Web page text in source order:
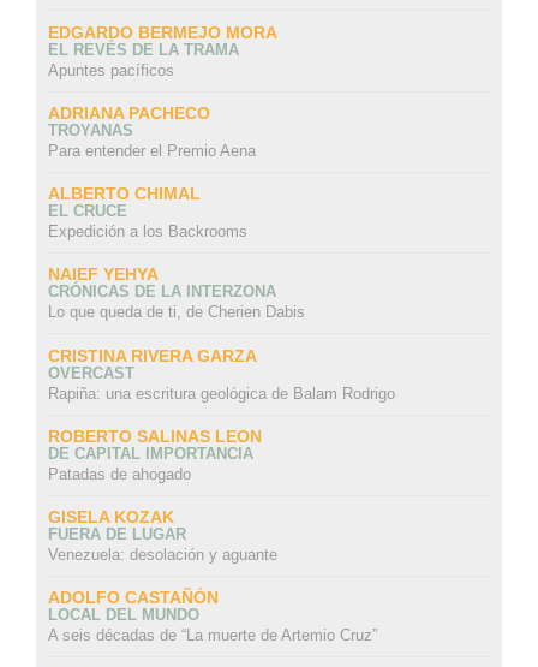
EDGARDO BERMEJO MORA
EL REVÉS DE LA TRAMA
Apuntes pacíficos
ADRIANA PACHECO
TROYANAS
Para entender el Premio Aena
ALBERTO CHIMAL
EL CRUCE
Expedición a los Backrooms
NAIEF YEHYA
CRÓNICAS DE LA INTERZONA
Lo que queda de ti, de Cherien Dabis
CRISTINA RIVERA GARZA
OVERCAST
Rapiña: una escritura geológica de Balam Rodrigo
ROBERTO SALINAS LEON
DE CAPITAL IMPORTANCIA
Patadas de ahogado
GISELA KOZAK
FUERA DE LUGAR
Venezuela: desolación y aguante
ADOLFO CASTAÑÓN
LOCAL DEL MUNDO
A seis décadas de “La muerte de Artemio Cruz”